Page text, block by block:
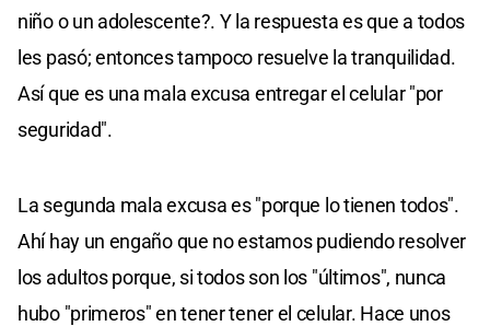
niño o un adolescente?. Y la respuesta es que a todos
les pasó; entonces tampoco resuelve la tranquilidad.
Así que es una mala excusa entregar el celular "por
seguridad".
La segunda mala excusa es "porque lo tienen todos".
Ahí hay un engaño que no estamos pudiendo resolver
los adultos porque, si todos son los "últimos", nunca
hubo "primeros" en tener tener el celular. Hace unos